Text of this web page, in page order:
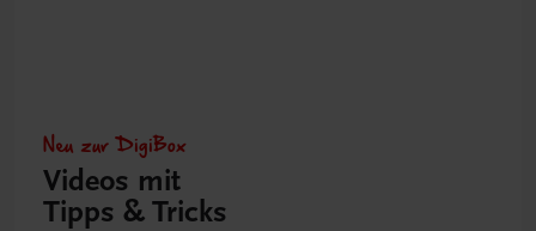
Neu zur DigiBox
Videos mit
Tipps & Tricks